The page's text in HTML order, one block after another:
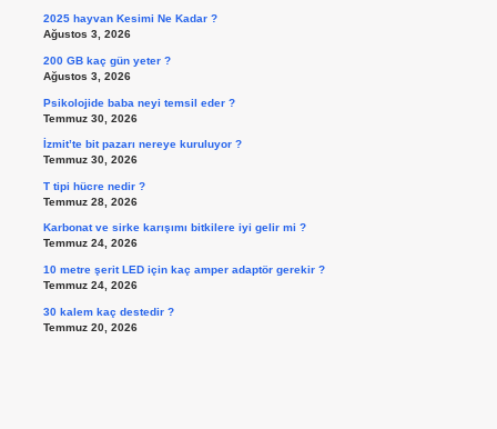
2025 hayvan Kesimi Ne Kadar ?
Ağustos 3, 2026
200 GB kaç gün yeter ?
Ağustos 3, 2026
Psikolojide baba neyi temsil eder ?
Temmuz 30, 2026
İzmit’te bit pazarı nereye kuruluyor ?
Temmuz 30, 2026
T tipi hücre nedir ?
Temmuz 28, 2026
Karbonat ve sirke karışımı bitkilere iyi gelir mi ?
Temmuz 24, 2026
10 metre şerit LED için kaç amper adaptör gerekir ?
Temmuz 24, 2026
30 kalem kaç destedir ?
Temmuz 20, 2026